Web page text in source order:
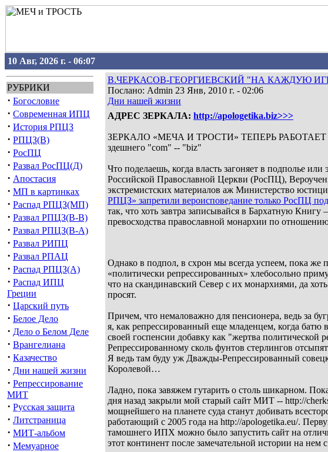
10 Авг, 2026 г. - 06:07
РУБРИКИ
· Богословие
· Современная ИПЦ
· История РПЦЗ
· РПЦЗ(В)
· РосПЦ
· Развал РосПЦ(Д)
· Апостасия
· МП в картинках
· Распад РПЦЗ(МП)
· Развал РПЦЗ(В-В)
· Развал РПЦЗ(В-А)
· Развал РИПЦ
· Развал РПАЦ
· Распад РПЦЗ(А)
· Распад ИПЦ
Греции
· Царский путь
· Белое Дело
· Дело о Белом Деле
· Врангелиана
· Казачество
· Дни нашей жизни
· Репрессирование
МИТ
· Русская защита
· Литстраница
· МИТ-альбом
· Мемуарное
В.ЧЕРКАСОВ-ГЕОРГИЕВСКИЙ "НА КАЖДУЮ
Послано: Admin 23 Янв, 2010 г. - 02:06
Дни нашей жизни
АДРЕС ЗЕРКАЛА: http://apologetika.biz>>>
ЗЕРКАЛО «МЕЧА И ТРОСТИ» ТЕПЕРЬ РАБОТАЕТ
здешнего "com" -- "biz"
Что поделаешь, когда власть загоняет в подполье
Российской Православной Церкви (РосПЦ),
экстремистских материалов аж Министерство
РПЦЗ» запретили вероисповедание только РосПЦ
так, что хоть завтра записывайся в Бархатную Книгу
превосходства православной монархии по
Однако в подпол, в схрон мы всегда успеем, пока же
«политически репрессированных» хлебосольно
что на скандинавский Север с их монархиями, да
просят.
Причем, что немаловажно для пенсионера, ведь за
я, как репрессированный еще младенцем, когда
своей госпенсии добавку как "жертва
Репрессированному сколь фунтов стерлингов
Я ведь там буду уж Дважды-Репрессированный
Королевой…
Ладно, пока завяжем гутарить о столь шикарном.
дня назад закрыли мой старый сайт МИТ -- http://
мощнейшего на планете суда станут добивать
работающий с 2005 года на http://apologetika.eu/.
тамошнего ИПХ можно было запустить сайт на
этот континент после замечательной истории на нем